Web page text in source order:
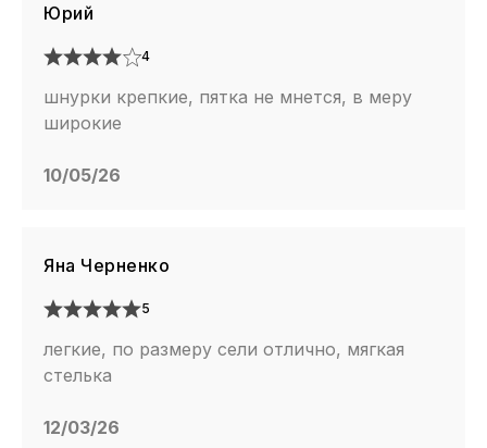
Юрий
4
шнурки крепкие, пятка не мнется, в меру
широкие
10/05/26
Яна Черненко
5
легкие, по размеру сели отлично, мягкая
стелька
12/03/26